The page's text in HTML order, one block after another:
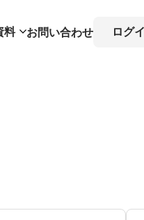
料 お問い合わせ ログ